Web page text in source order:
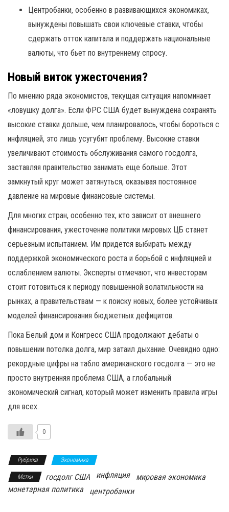
Центробанки, особенно в развивающихся экономиках,
вынуждены повышать свои ключевые ставки, чтобы
сдержать отток капитала и поддержать национальные
валюты, что бьет по внутреннему спросу.
Новый виток ужесточения?
По мнению ряда экономистов, текущая ситуация напоминает
«ловушку долга». Если ФРС США будет вынуждена сохранять
высокие ставки дольше, чем планировалось, чтобы бороться с
инфляцией, это лишь усугубит проблему. Высокие ставки
увеличивают стоимость обслуживания самого госдолга,
заставляя правительство занимать еще больше. Этот
замкнутый круг может затянуться, оказывая постоянное
давление на мировые финансовые системы.
Для многих стран, особенно тех, кто зависит от внешнего
финансирования, ужесточение политики мировых ЦБ станет
серьезным испытанием. Им придется выбирать между
поддержкой экономического роста и борьбой с инфляцией и
ослаблением валюты. Эксперты отмечают, что инвесторам
стоит готовиться к периоду повышенной волатильности на
рынках, а правительствам — к поиску новых, более устойчивых
моделей финансирования бюджетных дефицитов.
Пока Белый дом и Конгресс США продолжают дебаты о
повышении потолка долга, мир затаил дыхание. Очевидно одно:
рекордные цифры на табло американского госдолга — это не
просто внутренняя проблема США, а глобальный
экономический сигнал, который может изменить правила игры
для всех.
0
Рубрика Экономика
Метки госдолг США инфляция
мировая экономика
монетарная политика
центробанки